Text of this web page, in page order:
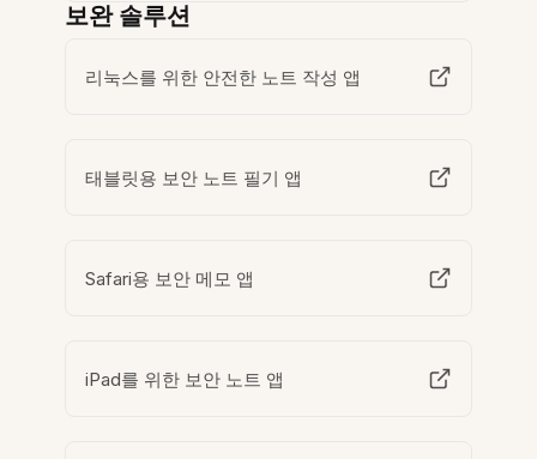
보완 솔루션
리눅스를 위한 안전한 노트 작성 앱
태블릿용 보안 노트 필기 앱
Safari용 보안 메모 앱
iPad를 위한 보안 노트 앱